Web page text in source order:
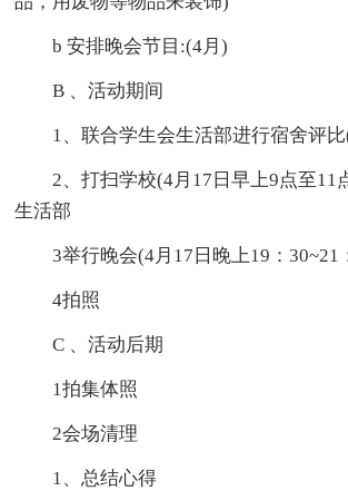
b 安排晚会节目:(4月)
B 、活动期间
1、联合学生会生活部进行宿舍评比
2、打扫学校(4月17日早上9点至11
生活部
3举行晚会(4月17日晚上19：30~21
4拍照
C 、活动后期
1拍集体照
2会场清理
1、总结心得